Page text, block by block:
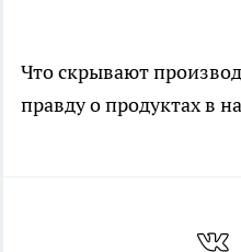
Что скрывают
правду о продуктах в